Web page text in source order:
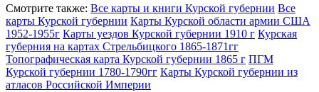
Смотрите также: Все карты и книги Курской губернии Все
карты Курской губернии Карты Курской области армии США
1952-1955г Карты уездов Курской губернии 1910 г Курская
губерния на картах Стрельбицкого 1865-1871гг
Топографическая карта Курской губернии 1865 г ПГМ
Курской губернии 1780-1790гг Карты Курской губернии из
атласов Российской Империи